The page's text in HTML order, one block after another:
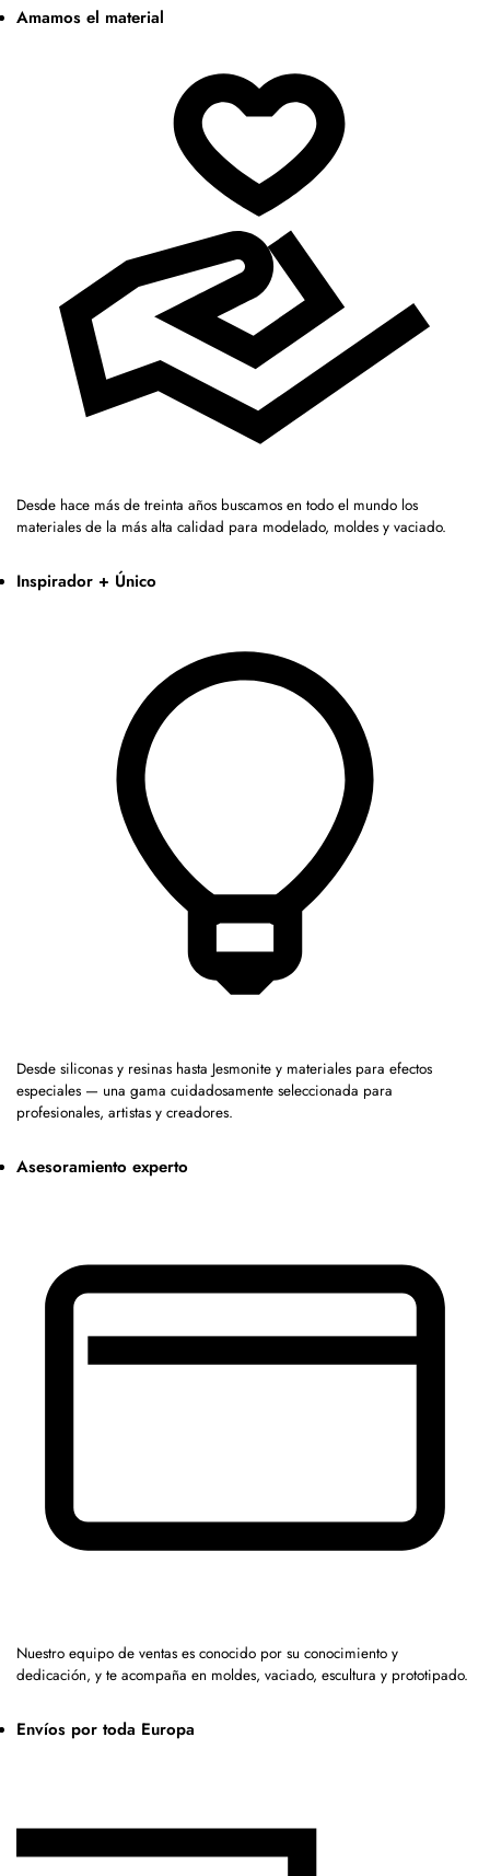
Amamos el material
Desde hace más de treinta años buscamos en todo el mundo los
materiales de la más alta calidad para modelado, moldes y vaciado.
Inspirador + Único
Desde siliconas y resinas hasta Jesmonite y materiales para efectos
especiales — una gama cuidadosamente seleccionada para
profesionales, artistas y creadores.
Asesoramiento experto
Nuestro equipo de ventas es conocido por su conocimiento y
dedicación, y te acompaña en moldes, vaciado, escultura y prototipado.
Envíos por toda Europa